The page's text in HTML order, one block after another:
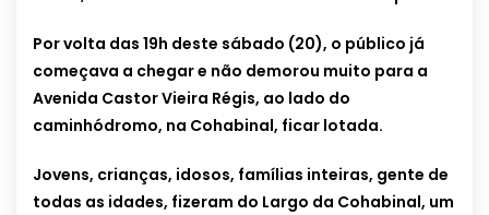
Por volta das 19h deste sábado (20), o público já
começava a chegar e não demorou muito para a
Avenida Castor Vieira Régis, ao lado do
caminhódromo, na Cohabinal, ficar lotada.
Jovens, crianças, idosos, famílias inteiras, gente de
todas as idades, fizeram do Largo da Cohabinal, um